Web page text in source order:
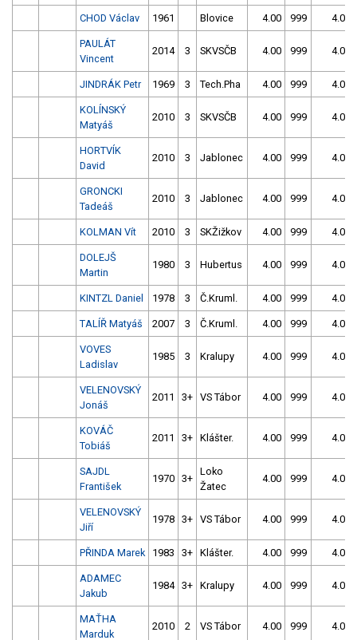
CHOD Václav 1961 Blovice 4.00 999 4.00
PAULÁT
Vincent
2014 3 SKVSČB 4.00 999 4.00
JINDRÁK Petr 1969 3 Tech.Pha 4.00 999 4.00
KOLÍNSKÝ
Matyáš
2010 3 SKVSČB 4.00 999 4.00
HORTVÍK
David
2010 3 Jablonec 4.00 999 4.00
GRONCKI
Tadeáš
2010 3 Jablonec 4.00 999 4.00
KOLMAN Vít 2010 3 SKŽižkov 4.00 999 4.00
DOLEJŠ
Martin
1980 3 Hubertus 4.00 999 4.00
KINTZL Daniel 1978 3 Č.Kruml. 4.00 999 4.00
TALÍŘ Matyáš 2007 3 Č.Kruml. 4.00 999 4.00
VOVES
Ladislav
1985 3 Kralupy 4.00 999 4.00
VELENOVSKÝ
Jonáš
2011 3+ VS Tábor 4.00 999 4.00
KOVÁČ
Tobiáš
2011 3+ Klášter. 4.00 999 4.00
SAJDL
František
1970 3+
Loko
Žatec
4.00 999 4.00
VELENOVSKÝ
Jiří
1978 3+ VS Tábor 4.00 999 4.00
PŘINDA Marek 1983 3+ Klášter. 4.00 999 4.00
ADAMEC
Jakub
1984 3+ Kralupy 4.00 999 4.00
MAŤHA
Marduk
2010 2 VS Tábor 4.00 999 4.00